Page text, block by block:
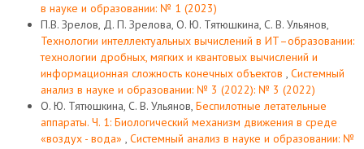
в науке и образовании: № 1 (2023)
П.В. Зрелов, Д. П. Зрелова, О. Ю. Тятюшкина, С. В. Ульянов,
Технологии интеллектуальных вычислений в ИТ–образовании:
технологии дробных, мягких и квантовых вычислений и
информационная сложность конечных объектов , Системный
анализ в науке и образовании: № 3 (2022): № 3 (2022)
О. Ю. Тятюшкина, С. В. Ульянов, Беспилотные летательные
аппараты. Ч. 1: Биологический механизм движения в среде
«воздух - вода» , Системный анализ в науке и образовании: №